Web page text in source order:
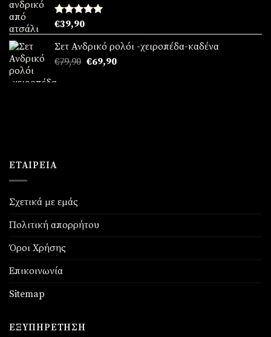
Βαθμολογήθηκε
με5.00
από 5
€39,90
Σετ Ανδρικό ρολόι -χειροπέδα-καδένα
€79,90 Original
€69,90Η
ΕΤΑΙΡΕΊΑ
Σχετικά με εμάς
Πολιτική απορρήτου
Όροι Χρήσης
Επικοινωνία
Sitemap
ΕΞΥΠΗΡΈΤΗΣΗ